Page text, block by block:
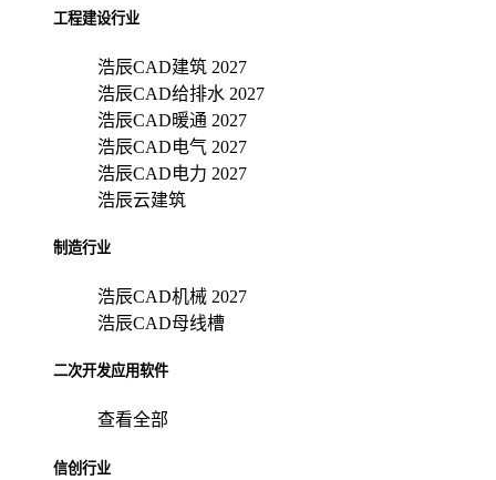
工程建设行业
浩辰CAD建筑 2027
浩辰CAD给排水 2027
浩辰CAD暖通 2027
浩辰CAD电气 2027
浩辰CAD电力 2027
浩辰云建筑
制造行业
浩辰CAD机械 2027
浩辰CAD母线槽
二次开发应用软件
查看全部
信创行业